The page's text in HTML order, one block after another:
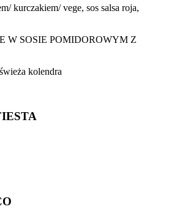
kurczakiem/ vege, sos salsa roja,
W SOSIE POMIDOROWYM Z
kolendra